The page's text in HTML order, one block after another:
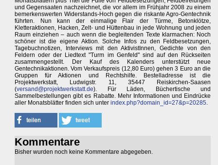
und Gegensaaten nachzeichnet, die vor allem im Frühjahr 2008 zu einem
bemerkenswerten Widerstands-Hoch gegen die riskante Agro-Gentechnik
führten. Nun kann der einmalige Flair der Türme, Betonklötze,
Kletteraktionen, Hacken, Zelt- und Hüttenbau in jede Wohnung und jeden
Raum einziehen – auch wenn die begleitenden Texte klarmachen: Noch
schöner ist die eigene Aktion. Solche Infos zu den Feldbesetzungen,
Tagebuchnotizen, Interviews mit den AktivistInnen, Gedichte von den
Feldern oder der Liedtext "Turm im Genfeld" sind auf den Rückseiten
zusammengestellt. Der Kauf des Kalenders unterstützt neue
Gentechnikaktionen. Vom Verkaufspreis (12,80 Euro) gehen 3 Euro an die
Gruppen für Aktionen und Rechtshilfe. Bestelladresse ist die
Projektwerkstatt, Ludwigstr. 11, 35447 Reiskirchen-Saasen
(versand@projektwerkstatt.de). Für Läden, Büchertische und
Sammelbestellungen gibt es Rabatte. Mehr Informationen und Eindrücke
aller Monatsblätter finden sich unter index.php?domain_id=27&p=20285.
Kommentare
Bisher wurden noch keine Kommentare abgegeben.